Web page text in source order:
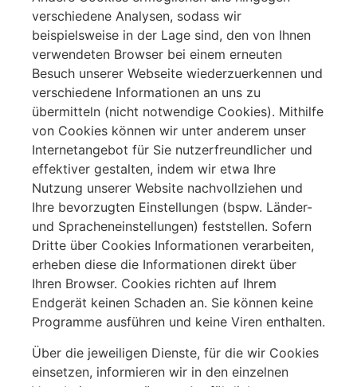
verschiedene Analysen, sodass wir
beispielsweise in der Lage sind, den von Ihnen
verwendeten Browser bei einem erneuten
Besuch unserer Webseite wiederzuerkennen und
verschiedene Informationen an uns zu
übermitteln (nicht notwendige Cookies). Mithilfe
von Cookies können wir unter anderem unser
Internetangebot für Sie nutzerfreundlicher und
effektiver gestalten, indem wir etwa Ihre
Nutzung unserer Website nachvollziehen und
Ihre bevorzugten Einstellungen (bspw. Länder-
und Spracheneinstellungen) feststellen. Sofern
Dritte über Cookies Informationen verarbeiten,
erheben diese die Informationen direkt über
Ihren Browser. Cookies richten auf Ihrem
Endgerät keinen Schaden an. Sie können keine
Programme ausführen und keine Viren enthalten.
Über die jeweiligen Dienste, für die wir Cookies
einsetzen, informieren wir in den einzelnen